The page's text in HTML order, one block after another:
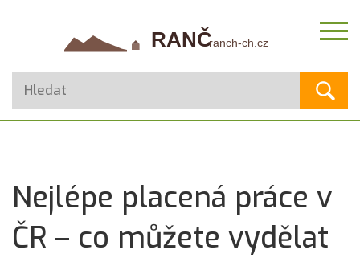
Nejlépe placená práce v
ČR – co můžete vydělat